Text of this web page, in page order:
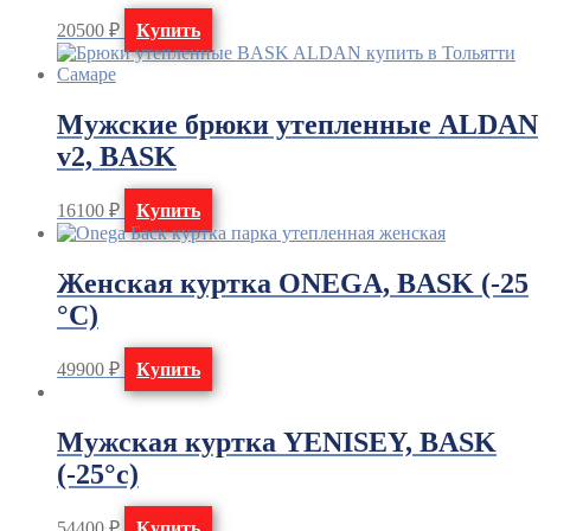
20500 ₽ Купить
Мужские брюки утепленные ALDAN
v2, BASK
16100 ₽ Купить
Женская куртка ONEGA, BASK (-25
°C)
49900 ₽ Купить
Мужская куртка YENISEY, BASK
(-25°с)